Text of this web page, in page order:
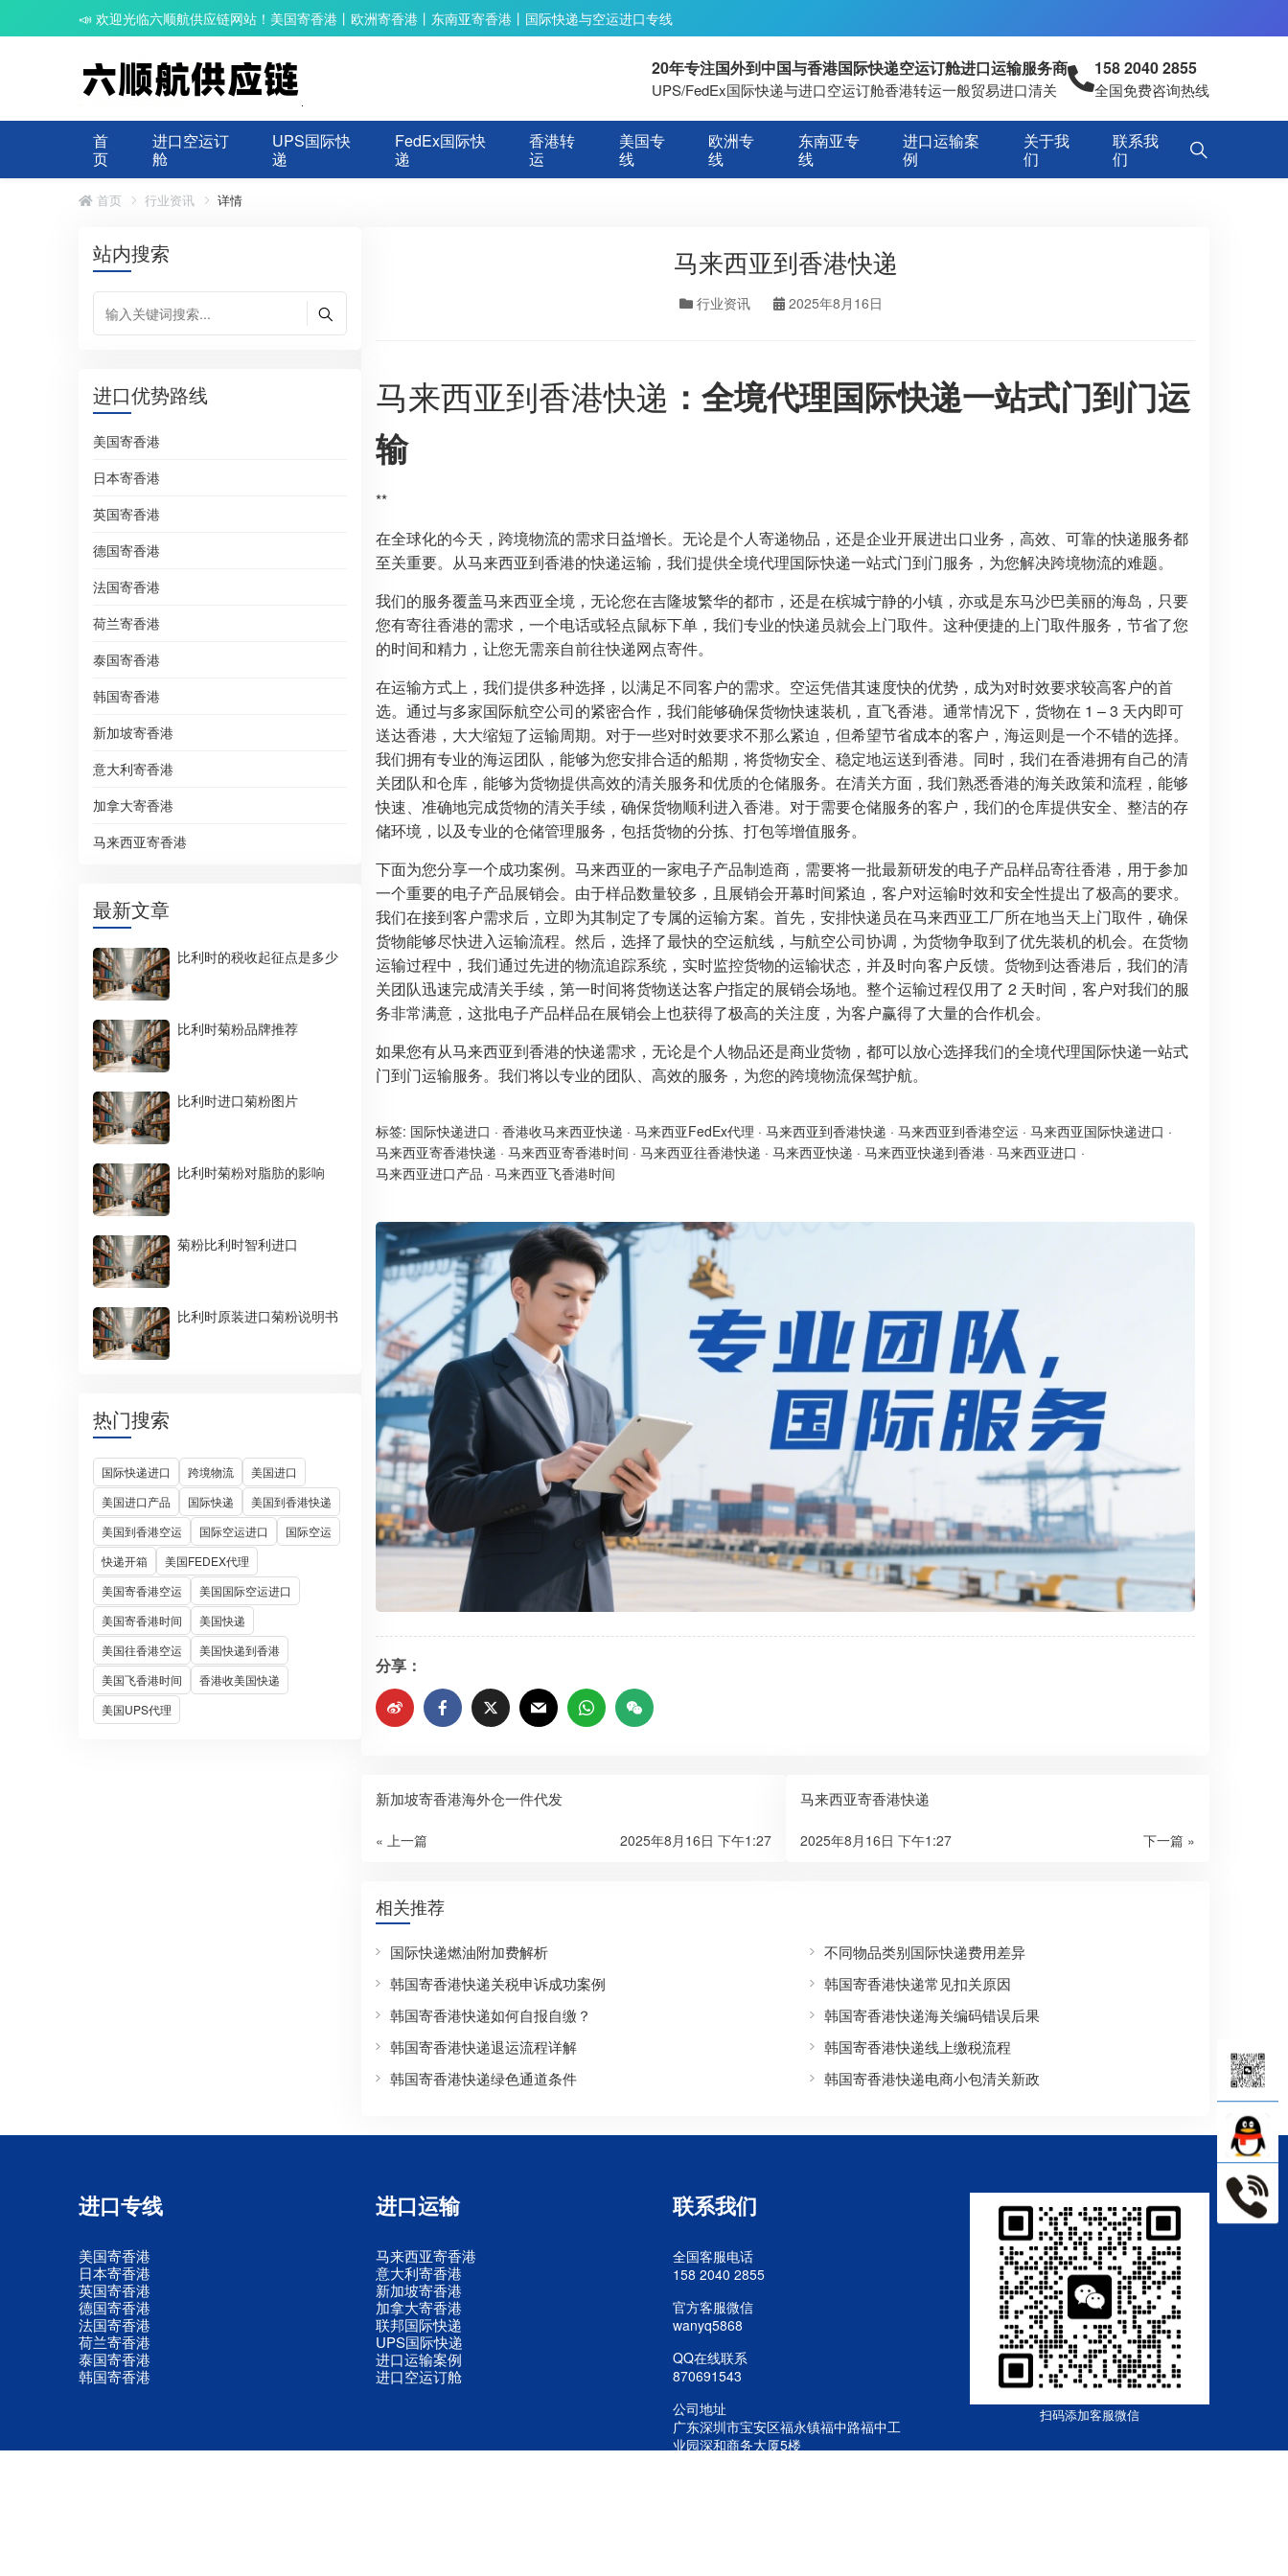
📣 欢迎光临六顺航供应链网站！美国寄香港丨欧洲寄香港丨东南亚寄香港丨国际快递与空运进口专线
20年专注国外到中国与香港国际快递空运订舱进口运输服务商
UPS/FedEx国际快递与进口空运订舱香港转运一般贸易进口清关
158 2040 2855
全国免费咨询热线
首
页
进口空运订
舱
UPS国际快
递
FedEx国际快
递
香港转
运
美国专
线
欧洲专
线
东南亚专
线
进口运输案
例
关于我
们
联系我
们
首页 行业资讯 详情
站内搜索
进口优势路线
美国寄香港
日本寄香港
英国寄香港
德国寄香港
法国寄香港
荷兰寄香港
泰国寄香港
韩国寄香港
新加坡寄香港
意大利寄香港
加拿大寄香港
马来西亚寄香港
最新文章
比利时的税收起征点是多少
比利时菊粉品牌推荐
比利时进口菊粉图片
比利时菊粉对脂肪的影响
菊粉比利时智利进口
比利时原装进口菊粉说明书
热门搜索
国际快递进口 跨境物流
美国进口
美国进口产品
国际快递
美国到香港快递
美国到香港空运
国际空运进口
国际空运
快递开箱
美国FEDEX代理
美国寄香港空运
美国国际空运进口
美国寄香港时间
美国快递
美国往香港空运
美国快递到香港
美国飞香港时间
香港收美国快递
美国UPS代理
马来西亚到香港快递
行业资讯 2025年8月16日
马来西亚到香港快递 ：全境代理国际快递一站式门到门运
输
**
在全球化的今天，跨境物流的需求日益增长。无论是个人寄递物品，还是企业开展进出口业务，高效、可靠的快递服务都
至关重要。从马来西亚到香港的快递运输，我们提供全境代理国际快递一站式门到门服务，为您解决跨境物流的难题。
我们的服务覆盖马来西亚全境，无论您在吉隆坡繁华的都市，还是在槟城宁静的小镇，亦或是东马沙巴美丽的海岛，只要
您有寄往香港的需求，一个电话或轻点鼠标下单，我们专业的快递员就会上门取件。这种便捷的上门取件服务，节省了您
的时间和精力，让您无需亲自前往快递网点寄件。
在运输方式上，我们提供多种选择，以满足不同客户的需求。空运凭借其速度快的优势，成为对时效要求较高客户的首
选。通过与多家国际航空公司的紧密合作，我们能够确保货物快速装机，直飞香港。通常情况下，货物在 1 – 3 天内即可
送达香港，大大缩短了运输周期。对于一些对时效要求不那么紧迫，但希望节省成本的客户，海运则是一个不错的选择。
我们拥有专业的海运团队，能够为您安排合适的船期，将货物安全、稳定地运送到香港。同时，我们在香港拥有自己的清
关团队和仓库，能够为货物提供高效的清关服务和优质的仓储服务。在清关方面，我们熟悉香港的海关政策和流程，能够
快速、准确地完成货物的清关手续，确保货物顺利进入香港。对于需要仓储服务的客户，我们的仓库提供安全、整洁的存
储环境，以及专业的仓储管理服务，包括货物的分拣、打包等增值服务。
下面为您分享一个成功案例。马来西亚的一家电子产品制造商，需要将一批最新研发的电子产品样品寄往香港，用于参加
一个重要的电子产品展销会。由于样品数量较多，且展销会开幕时间紧迫，客户对运输时效和安全性提出了极高的要求。
我们在接到客户需求后，立即为其制定了专属的运输方案。首先，安排快递员在马来西亚工厂所在地当天上门取件，确保
货物能够尽快进入运输流程。然后，选择了最快的空运航线，与航空公司协调，为货物争取到了优先装机的机会。在货物
运输过程中，我们通过先进的物流追踪系统，实时监控货物的运输状态，并及时向客户反馈。货物到达香港后，我们的清
关团队迅速完成清关手续，第一时间将货物送达客户指定的展销会场地。整个运输过程仅用了 2 天时间，客户对我们的服
务非常满意，这批电子产品样品在展销会上也获得了极高的关注度，为客户赢得了大量的合作机会。
如果您有从马来西亚到香港的快递需求，无论是个人物品还是商业货物，都可以放心选择我们的全境代理国际快递一站式
门到门运输服务。我们将以专业的团队、高效的服务，为您的跨境物流保驾护航。
标签: 国际快递进口 · 香港收马来西亚快递 · 马来西亚FedEx代理 · 马来西亚到香港快递 · 马来西亚到香港空运 · 马来西亚国际快递进口 ·
马来西亚寄香港快递 · 马来西亚寄香港时间 · 马来西亚往香港快递 · 马来西亚快递 · 马来西亚快递到香港 · 马来西亚进口 ·
马来西亚进口产品 · 马来西亚飞香港时间
分享：
新加坡寄香港海外仓一件代发
« 上一篇 2025年8月16日 下午1:27
马来西亚寄香港快递
下一篇 »
2025年8月16日 下午1:27
相关推荐
国际快递燃油附加费解析
不同物品类别国际快递费用差异
韩国寄香港快递关税申诉成功案例
韩国寄香港快递常见扣关原因
韩国寄香港快递如何自报自缴？
韩国寄香港快递海关编码错误后果
韩国寄香港快递退运流程详解
韩国寄香港快递线上缴税流程
韩国寄香港快递绿色通道条件
韩国寄香港快递电商小包清关新政
进口专线
美国寄香港
日本寄香港
英国寄香港
德国寄香港
法国寄香港
荷兰寄香港
泰国寄香港
韩国寄香港
进口运输
马来西亚寄香港
意大利寄香港
新加坡寄香港
加拿大寄香港
联邦国际快递
UPS国际快递
进口运输案例
进口空运订舱
联系我们
全国客服电话
158 2040 2855
官方客服微信
wanyq5868
QQ在线联系
870691543
公司地址
广东深圳市宝安区福永镇福中路福中工
业园深和商务大厦5楼
扫码添加客服微信